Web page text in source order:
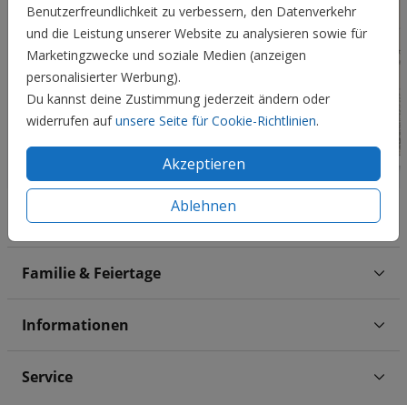
Benutzerfreundlichkeit zu verbessern, den Datenverkehr
und die Leistung unserer Website zu analysieren sowie für
Marketingzwecke und soziale Medien (anzeigen
personalisierter Werbung).
Du kannst deine Zustimmung jederzeit ändern oder
widerrufen aufunsere Seite für Cookie-Richtlinien.
Akzeptieren
Ablehnen
Hochzeit
Familie & Feiertage
Informationen
Service